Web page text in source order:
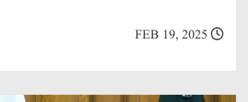
FEB 19, 2025